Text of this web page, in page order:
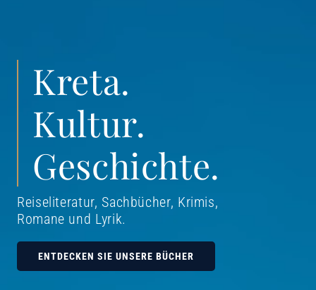
Kreta.
Kultur.
Geschichte.
Reiseliteratur, Sachbücher, Krimis,
Romane und Lyrik.
ENTDECKEN SIE UNSERE BÜCHER